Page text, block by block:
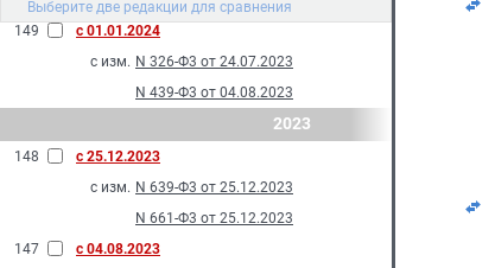
Выберите две редакции для сравнения
149
с 01.01.2024
с изм. N 326-Ф3 от 24.07.2023
N 439-Ф3 от 04.08.2023
2023
148
с 25.12.2023
с изм. N 639-Ф3 от 25.12.2023
N 661-Ф3 от 25.12.2023
147
с 04.08.2023